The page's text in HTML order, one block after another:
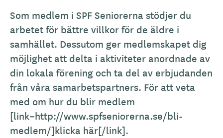
Som medlem i SPF Seniorerna stödjer du
arbetet för bättre villkor för de äldre i
samhället. Dessutom ger medlemskapet dig
möjlighet att delta i aktiviteter anordnade av
din lokala förening och ta del av erbjudanden
från våra samarbetspartners. För att veta
med om hur du blir medlem
[link=http://www.spfseniorerna.se/bli-
medlem/]klicka här[/link].